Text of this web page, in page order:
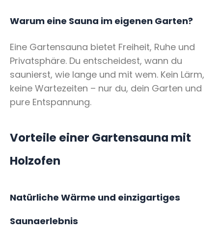
Warum eine Sauna im eigenen Garten?
Eine Gartensauna bietet Freiheit, Ruhe und
Privatsphäre. Du entscheidest, wann du
saunierst, wie lange und mit wem. Kein Lärm,
keine Wartezeiten – nur du, dein Garten und
pure Entspannung.
Vorteile einer Gartensauna mit
Holzofen
Natürliche Wärme und einzigartiges
Saunaerlebnis